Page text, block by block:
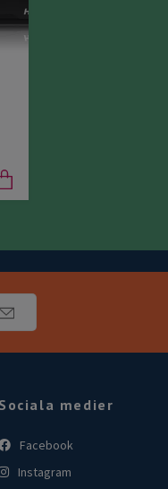
Sociala medier
Facebook
Instagram